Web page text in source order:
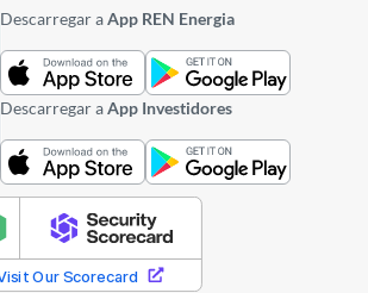
Descarregar aApp REN Energia
Descarregar aApp Investidores